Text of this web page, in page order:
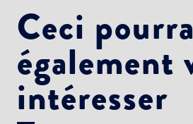
Ceci
également
intéresser